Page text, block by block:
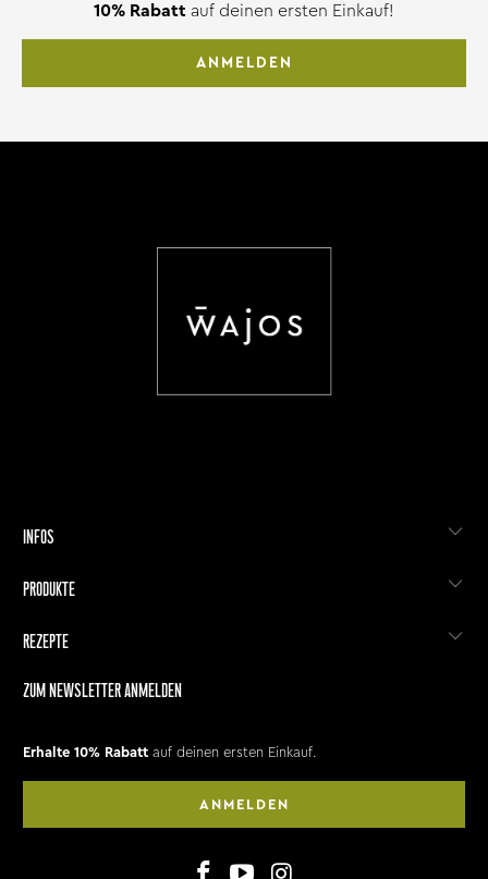
10% Rabatt auf deinen ersten Einkauf!
ANMELDEN
INFOS
PRODUKTE
REZEPTE
ZUM NEWSLETTER ANMELDEN
Erhalte 10% Rabatt auf deinen ersten Einkauf.
ANMELDEN